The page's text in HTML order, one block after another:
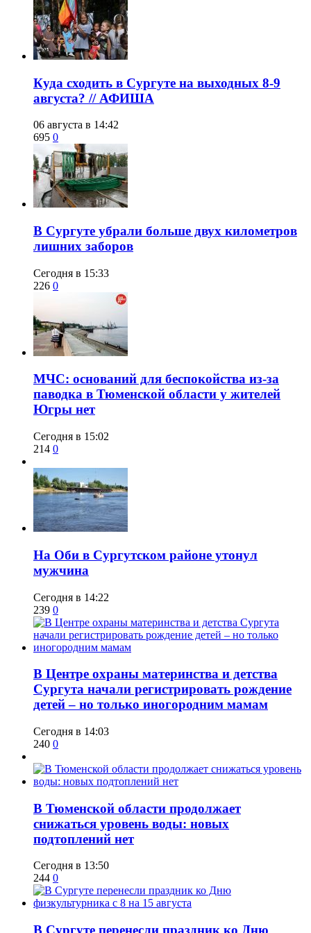
​Куда сходить в Сургуте на выходных 8-9
августа? // АФИША
06 августа в 14:42
695 0
​В Сургуте убрали больше двух километров
лишних заборов
Сегодня в 15:33
226 0
​МЧС: оснований для беспокойства из-за
паводка в Тюменской области у жителей
Югры нет
Сегодня в 15:02
214 0
​На Оби в Сургутском районе утонул
мужчина
Сегодня в 14:22
239 0
​В Центре охраны материнства и детства
Сургута начали регистрировать рождение
детей – но только иногородним мамам
Сегодня в 14:03
240 0
​В Тюменской области продолжает
снижаться уровень воды: новых
подтоплений нет
Сегодня в 13:50
244 0
​В Сургуте перенесли праздник ко Дню